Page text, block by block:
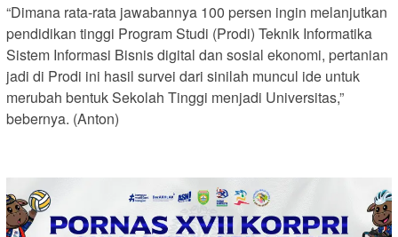
“Dimana rata-rata jawabannya 100 persen ingin melanjutkan
pendidikan tinggi Program Studi (Prodi) Teknik Informatika
Sistem Informasi Bisnis digital dan sosial ekonomi, pertanian
jadi di Prodi ini hasil survei dari sinilah muncul ide untuk
merubah bentuk Sekolah Tinggi menjadi Universitas,”
bebernya. (Anton)